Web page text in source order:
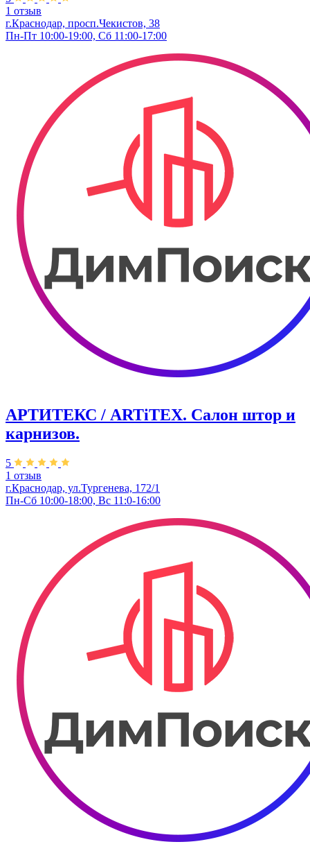
1 отзыв
г.Краснодар, просп.Чекистов, 38
Пн-Пт 10:00-19:00, Сб 11:00-17:00
АРТИТЕКС / ARTiTEX. Салон штор и
карнизов.
5
1 отзыв
г.Краснодар, ул.Тургенева, 172/1
Пн-Сб 10:00-18:00, Вс 11:0-16:00